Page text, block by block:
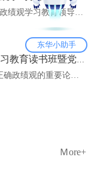
3月31日，马克思主义学院举行树立和践行正确政绩观学习教育领导班子读书班暨党委理论学习中心组学习会。党...
马克思主义学院树立和践行正确政绩观学习教育读书班暨党委理论学习中心组（扩大）学习会举行
为深入学习贯彻习近平总书记关于树立和践行正确政绩观的重要论述，强化支部党员的党性修养与责任担当，3月2...
Ｍore+
东华小助手